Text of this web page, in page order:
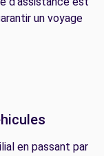
un voyage
en passant par